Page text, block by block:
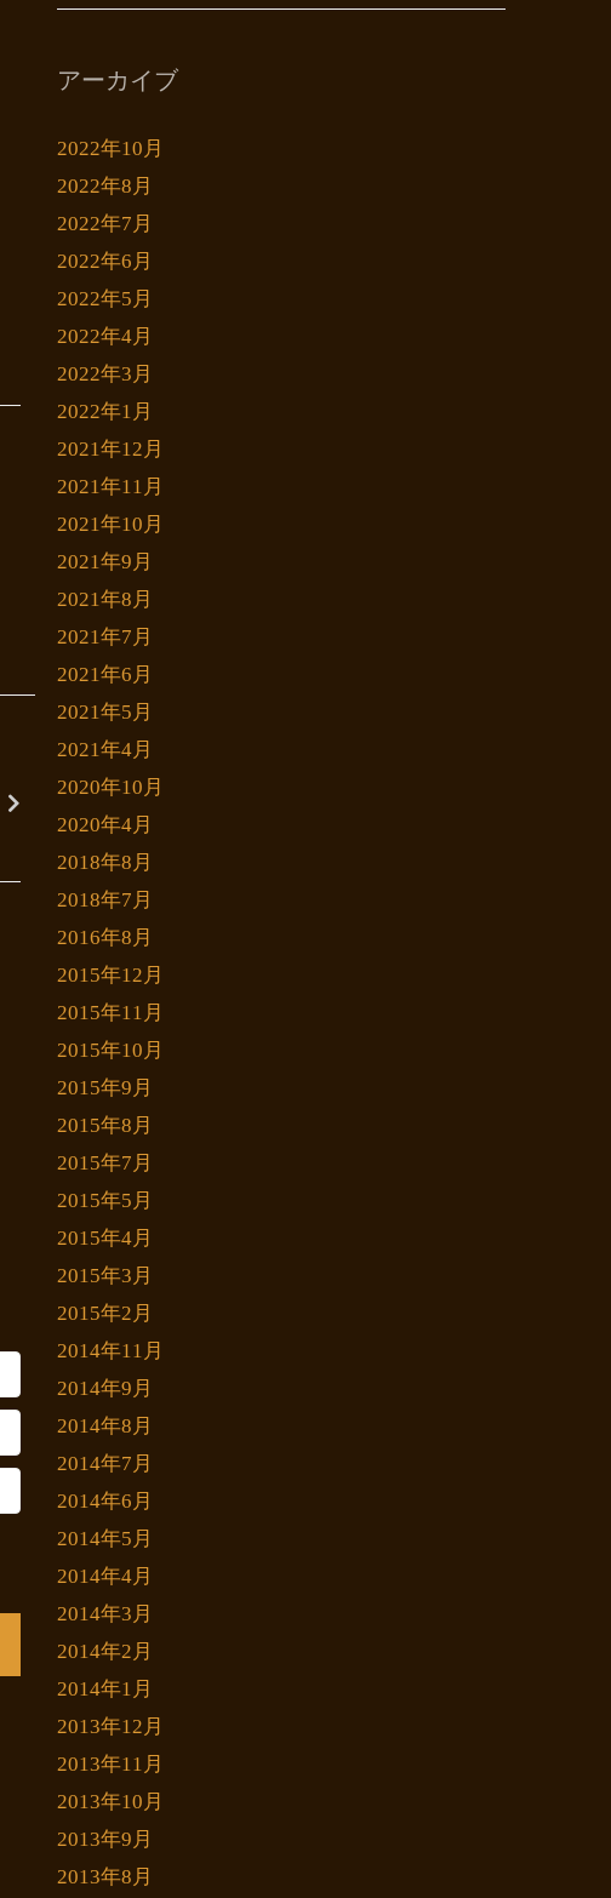
アーカイブ
2022年10月
2022年8月
2022年7月
2022年6月
2022年5月
2022年4月
2022年3月
2022年1月
2021年12月
2021年11月
2021年10月
2021年9月
2021年8月
2021年7月
2021年6月
2021年5月
2021年4月
2020年10月
2020年4月
2018年8月
2018年7月
2016年8月
2015年12月
2015年11月
2015年10月
2015年9月
2015年8月
2015年7月
2015年5月
2015年4月
2015年3月
2015年2月
2014年11月
2014年9月
2014年8月
2014年7月
2014年6月
2014年5月
2014年4月
2014年3月
2014年2月
2014年1月
2013年12月
2013年11月
2013年10月
2013年9月
2013年8月